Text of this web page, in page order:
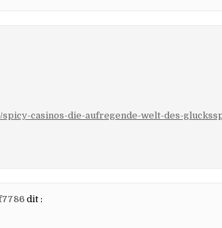
casinos-die-aufregende-welt-des-
dit :